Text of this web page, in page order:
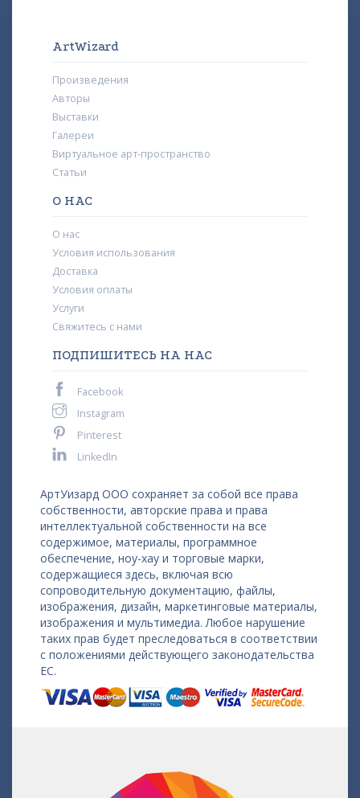
ArtWizard
Произведения
Авторы
Выставки
Галереи
Виртуальное арт-пространство
Статьи
О НАС
О нас
Условия использования
Доставка
Условия оплаты
Услуги
Свяжитесь с нами
ПОДПИШИТЕСЬ НА НАС
Facebook
Instagram
Pinterest
LinkedIn
АртУизард ООО сохраняет за собой все права
собственности, авторские права и права
интеллектуальной собственности на все
содержимое, материалы, программное
обеспечение, ноу-хау и торговые марки,
содержащиеся здесь, включая всю
сопроводительную документацию, файлы,
изображения, дизайн, маркетинговые материалы,
изображения и мультимедиа. Любое нарушение
таких прав будет преследоваться в соответствии
с положениями действующего законодательства
ЕС.